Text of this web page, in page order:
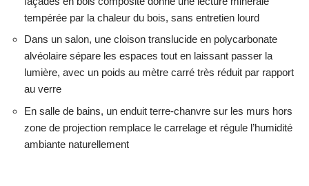
tempérée par la chaleur du bois, sans entretien lourd
Dans un salon, une cloison translucide en polycarbonate
alvéolaire sépare les espaces tout en laissant passer la
lumière, avec un poids au mètre carré très réduit par rapport
au verre
En salle de bains, un enduit terre-chanvre sur les murs hors
zone de projection remplace le carrelage et régule l’humidité
ambiante naturellement